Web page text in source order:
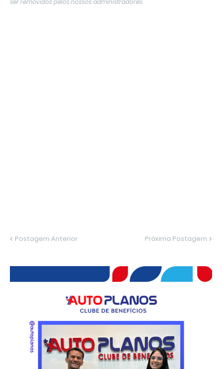
ser removidos pelos nossos administradores.
Postagem Anterior Próxima Postagem